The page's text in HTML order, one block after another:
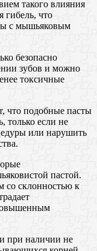
такого влияния
гибель, что
с мышьяковым
безопасно
зубов и можно
токсичные
что подобные пасты
только если не
или нарушить
пастой.
со склонностью к
при наличии не